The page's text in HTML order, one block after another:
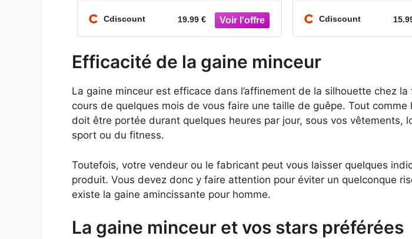
Cdiscount 19.99 € Cdiscount
Efficacité de la gaine minceur
La gaine minceur est efficace dans l’affinement de la silhouette chez
cours de quelques mois de vous faire une taille de guêpe. Tout comme
doit être portée durant quelques heures par jour, sous vos vêtements,
sport ou du fitness.
Toutefois, votre vendeur ou le fabricant peut vous laisser quelques
produit. Vous devez donc y faire attention pour éviter un quelconque
existe la gaine amincissante pour homme.
La gaine minceur et vos stars préférées